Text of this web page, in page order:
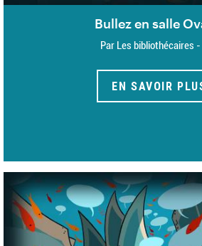
Bullez en salle
Par Les bibliothécaires -
EN SAVOIR